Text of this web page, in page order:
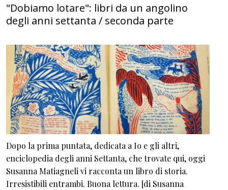
"Dobiamo lotare": libri da un angolino
degli anni settanta / seconda parte
Dopo la prima puntata, dedicata a Io e gli altri,
enciclopedia degli anni Settanta, che trovate qui, oggi
Susanna Matiagneli vi racconta un libro di storia.
Irresistibili entrambi. Buona lettura. [di Susanna